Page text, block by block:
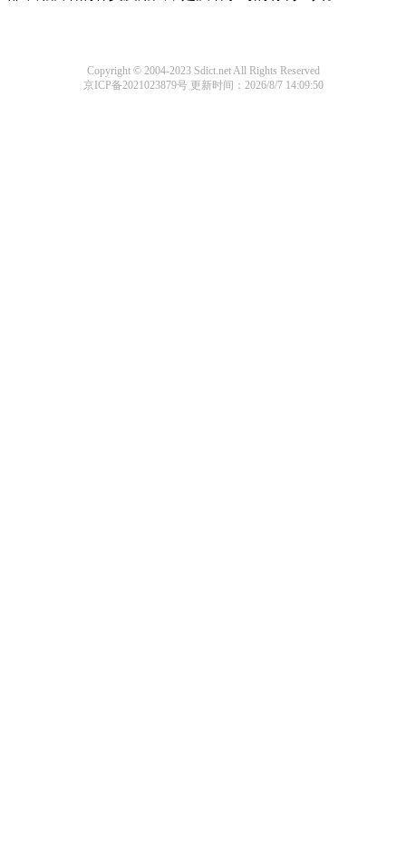
Copyright © 2004-2023 Sdict.net All Rights Reserved
京ICP备2021023879号更新时间：2026/8/7 14:09:50